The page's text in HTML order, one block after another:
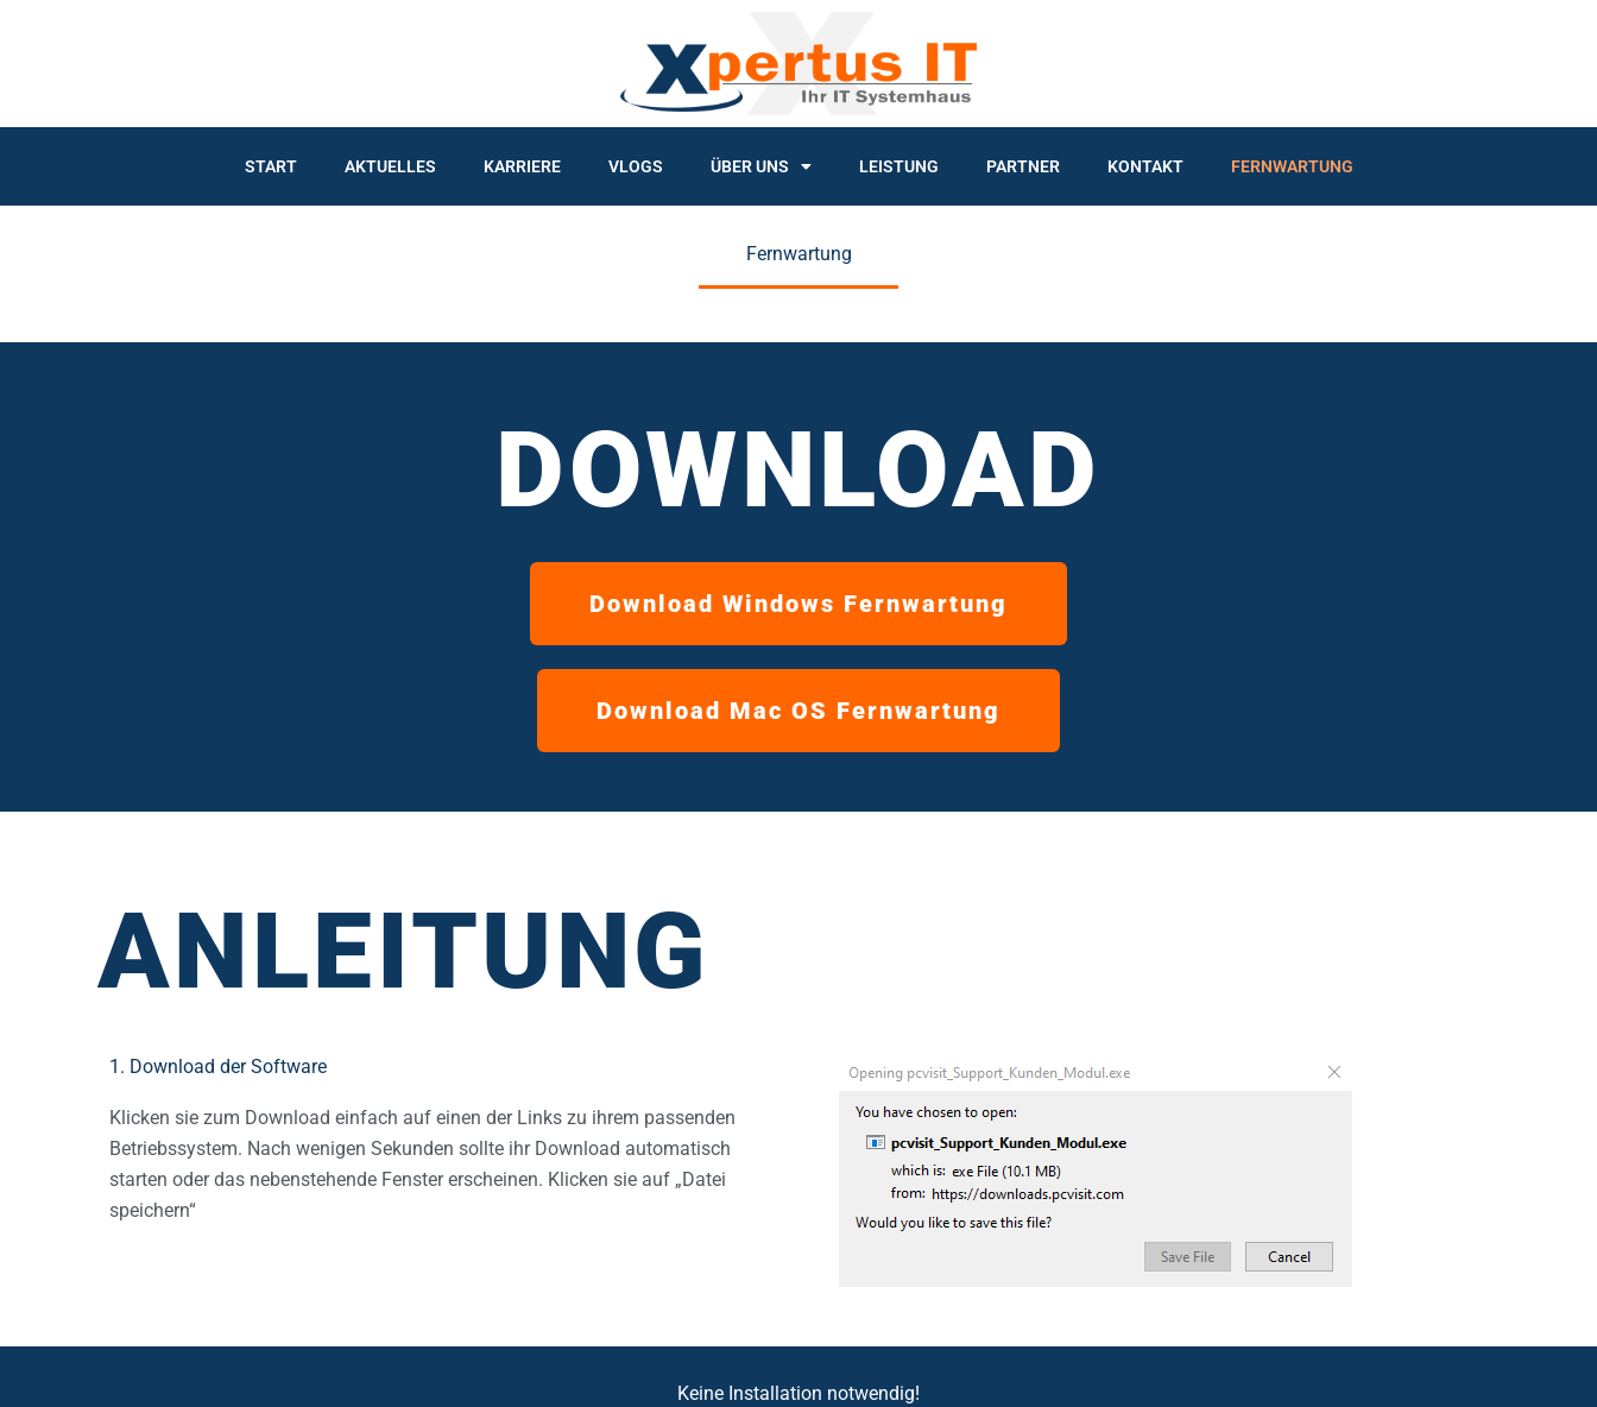
START AKTUELLES KARRIERE VLOGS ÜBER UNS LEISTUNG PARTNER KONTAKT FERNWARTUNG
Fernwartung
DOWNLOAD
Download Windows Fernwartung
Download Mac OS Fernwartung
ANLEITUNG
1. Download der Software
Klicken sie zum Download einfach auf einen der Links zu ihrem passenden
Betriebssystem. Nach wenigen Sekunden sollte ihr Download automatisch
starten oder das nebenstehende Fenster erscheinen. Klicken sie auf „Datei
speichern“
Keine Installation notwendig!